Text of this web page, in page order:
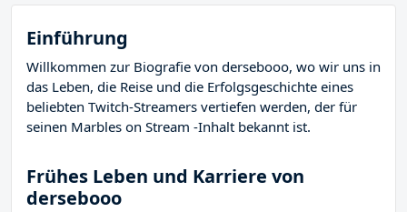
Einführung
Willkommen zur Biografie von dersebooo, wo wir uns in
das Leben, die Reise und die Erfolgsgeschichte eines
beliebten Twitch-Streamers vertiefen werden, der für
seinen Marbles on Stream -Inhalt bekannt ist.
Frühes Leben und Karriere von
dersebooo